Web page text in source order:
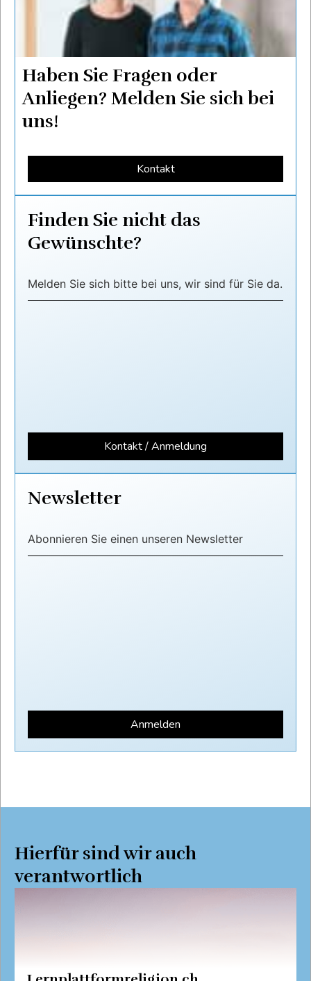
Haben Sie Fragen oder
Anliegen? Melden Sie sich bei
uns!
Kontakt
Finden Sie nicht das
Gewünschte?
Melden Sie sich bitte bei uns, wir sind für Sie da.
Kontakt / Anmeldung
Newsletter
Abonnieren Sie einen unseren Newsletter
Anmelden
Hierfür sind wir auch
verantwortlich